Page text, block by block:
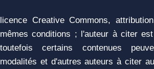
licence Creative Commons,
mêmes conditions ; l'auteur à citer
toutefois certains contenues
modalités et d'autres auteurs à citer